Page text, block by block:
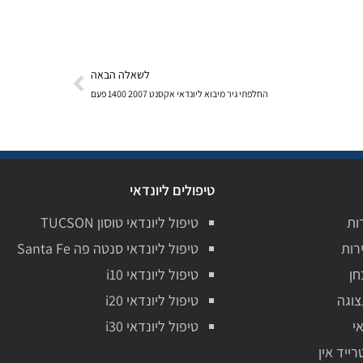
לשאלה הבאה
החלפתי גיר מיבוא ליונדאי אקסנט 2007 1400 פעם
אין
טיפולים ליונדאי
טיפול ליונדאי טוסון TUCSON
טיפול ליונדאי סנטה פה Santa Fe
טיפול ליונדאי i10
טיפול ליונדאי i20
טיפול ליונדאי i30